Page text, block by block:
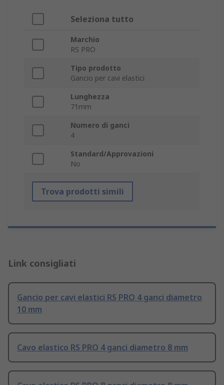
Seleziona tutto
Marchio
RS PRO
Tipo prodotto
Gancio per cavi elastici
Lunghezza
71mm
Numero di ganci
4
Standard/Approvazioni
No
Trova prodotti simili
Link consigliati
Gancio per cavi elastici RS PRO 4 ganci diametro
10 mm
Cavo elastico RS PRO 4 ganci diametro 8 mm